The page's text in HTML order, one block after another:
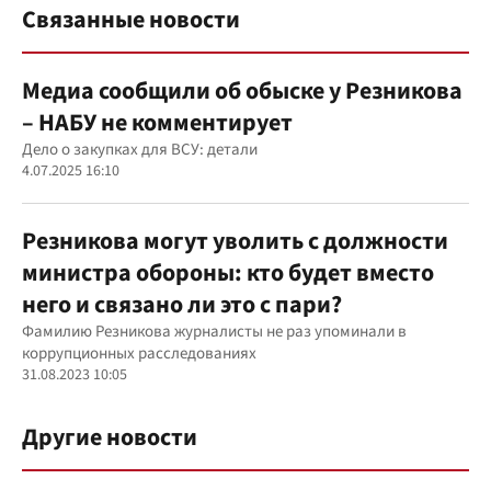
Связанные новости
Медиа сообщили об обыске у Резникова
– НАБУ не комментирует
Дело о закупках для ВСУ: детали
4.07.2025 16:10
Резникова могут уволить с должности
министра обороны: кто будет вместо
него и связано ли это с пари?
Фамилию Резникова журналисты не раз упоминали в
коррупционных расследованиях
31.08.2023 10:05
Другие новости